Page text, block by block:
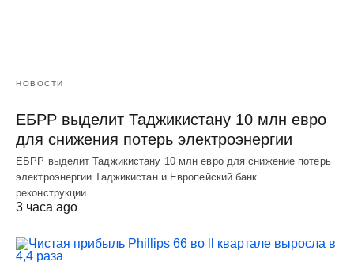
НОВОСТИ
ЕБРР выделит Таджикистану 10 млн евро
для снижения потерь электроэнергии
ЕБРР выделит Таджикистану 10 млн евро для снижение потерь
электроэнергии Таджикистан и Европейский банк
реконструкции…
3 часа ago